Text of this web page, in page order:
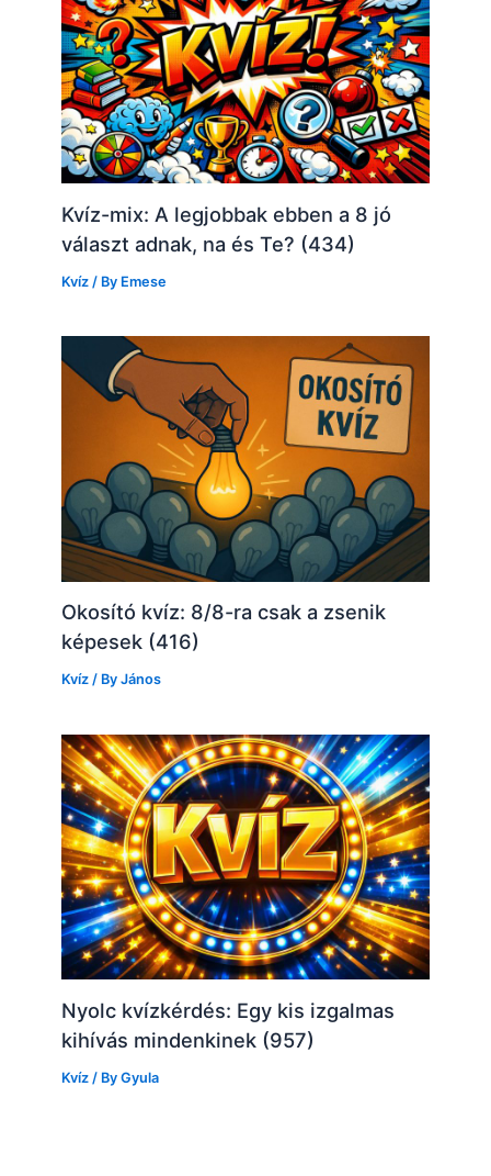
Kvíz-mix: A legjobbak ebben a 8 jó
választ adnak, na és Te? (434)
Kvíz / By Emese
Okosító kvíz: 8/8-ra csak a zsenik
képesek (416)
Kvíz / ByJános
Nyolc kvízkérdés: Egy kis izgalmas
kihívás mindenkinek (957)
Kvíz / ByGyula